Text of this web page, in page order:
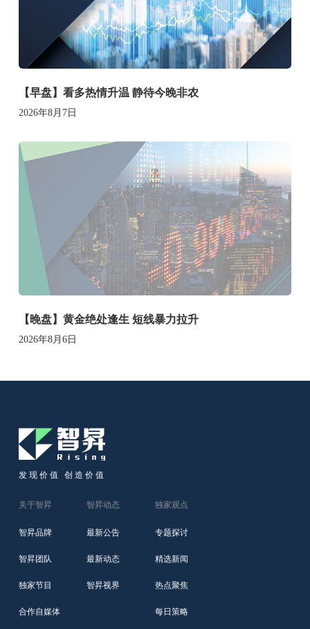
【早盘】看多热情升温 静待今晚非农
2026年8月7日
【晚盘】黄金绝处逢生 短线暴力拉升
2026年8月6日
发现价值 创造价值
关于智昇
智昇品牌
智昇团队
独家节目
合作自媒体
智昇动态
最新公告
最新动态
智昇视界
独家观点
专题探讨
精选新闻
热点聚焦
每日策略